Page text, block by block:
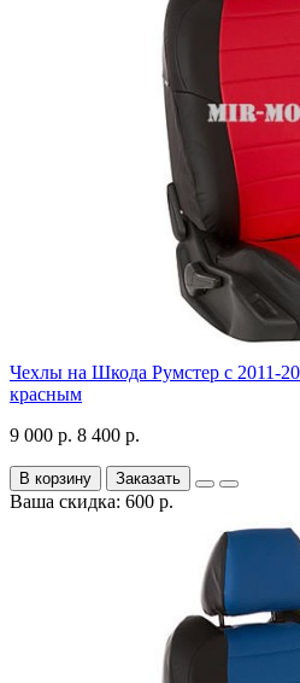
Чехлы на Шкода Румстер с 2011-
красным
9 000 р. 8 400 р.
В корзину Заказать
Ваша скидка: 600 р.